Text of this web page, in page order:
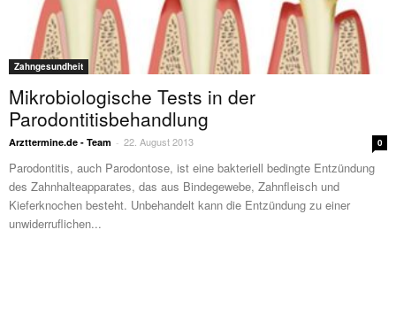
Zahngesundheit
Mikrobiologische Tests in der
Parodontitisbehandlung
Arzttermine.de - Team - 22. August 2013 0
Parodontitis, auch Parodontose, ist eine bakteriell bedingte Entzündung
des Zahnhalteapparates, das aus Bindegewebe, Zahnfleisch und
Kieferknochen besteht. Unbehandelt kann die Entzündung zu einer
unwiderruflichen...